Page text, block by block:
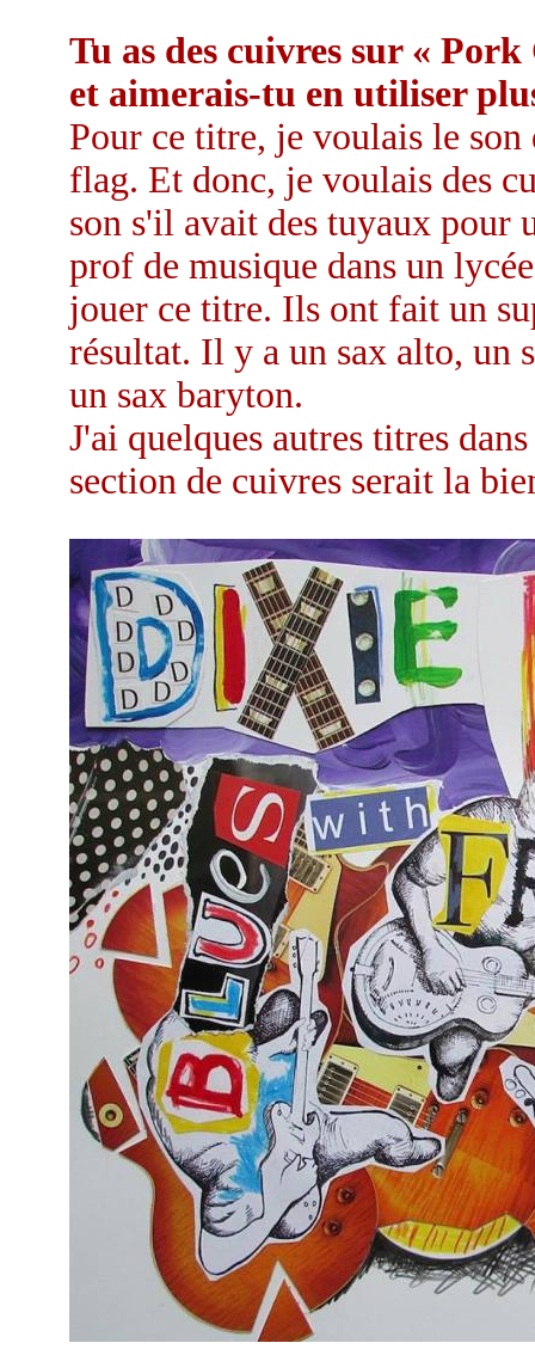
Tu as des cuivres sur «
et aimerais-tu en utiliser
Pour ce titre, je voulais le
flag. Et donc, je voulais des
son s'il avait des tuyaux pour
prof de musique dans un
jouer ce titre. Ils ont fait un
résultat. Il y a un sax alto, un
un sax baryton.
J'ai quelques autres titres
section de cuivres serait la